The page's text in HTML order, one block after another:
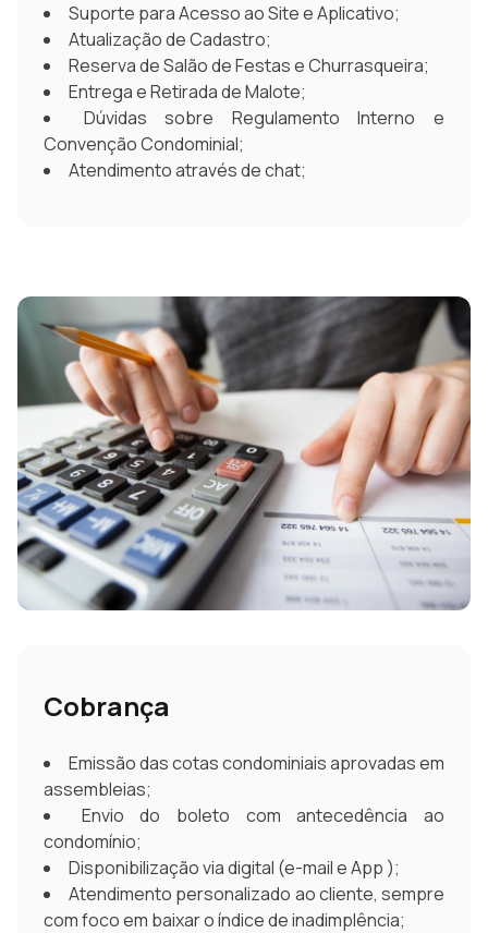
Suporte para Acesso ao Site e Aplicativo;
Atualização de Cadastro;
Reserva de Salão de Festas e Churrasqueira;
Entrega e Retirada de Malote;
Dúvidas sobre Regulamento Interno e
Convenção Condominial;
Atendimento através de chat;
Cobrança
Emissão das cotas condominiais aprovadas em
assembleias;
Envio do boleto com antecedência ao
condomínio;
Disponibilização via digital (e-mail e App );
Atendimento personalizado ao cliente, sempre
com foco em baixar o índice de inadimplência;